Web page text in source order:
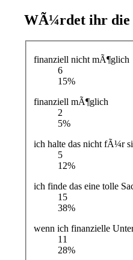
WÃ¼rdet ihr die
finanziell nicht mÃ¶glich
6
15%
finanziell mÃ¶glich
2
5%
ich halte das nicht fÃ¼r
5
12%
ich finde das eine tolle
15
38%
wenn ich finanzielle
11
28%